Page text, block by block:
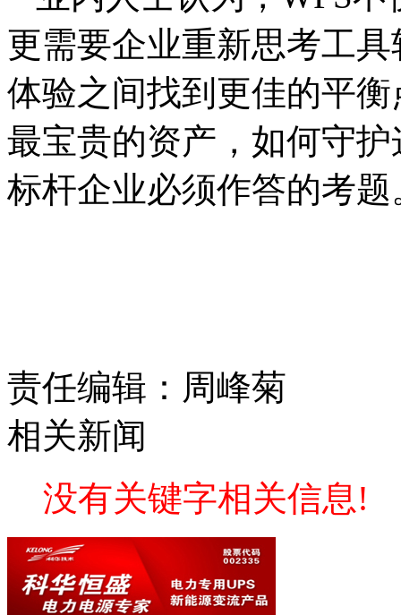
更需要企业重新思考工
体验之间找到更佳的平
最宝贵的资产，如何守
标杆企业必须作答的考题
责任编辑：周峰菊
相关新闻
没有关键字相关信息!